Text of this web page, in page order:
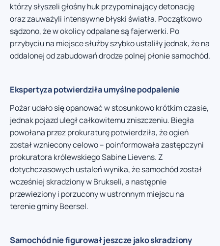
którzy słyszeli głośny huk przypominający detonację
oraz zauważyli intensywne błyski światła. Początkowo
sądzono, że w okolicy odpalane są fajerwerki. Po
przybyciu na miejsce służby szybko ustaliły jednak, że na
oddalonej od zabudowań drodze polnej płonie samochód.
Ekspertyza potwierdziła umyślne podpalenie
Pożar udało się opanować w stosunkowo krótkim czasie,
jednak pojazd uległ całkowitemu zniszczeniu. Biegła
powołana przez prokuraturę potwierdziła, że ogień
został wzniecony celowo – poinformowała zastępczyni
prokuratora królewskiego Sabine Lievens. Z
dotychczasowych ustaleń wynika, że samochód został
wcześniej skradziony w Brukseli, a następnie
przewieziony i porzucony w ustronnym miejscu na
terenie gminy Beersel.
Samochód nie figurował jeszcze jako skradziony